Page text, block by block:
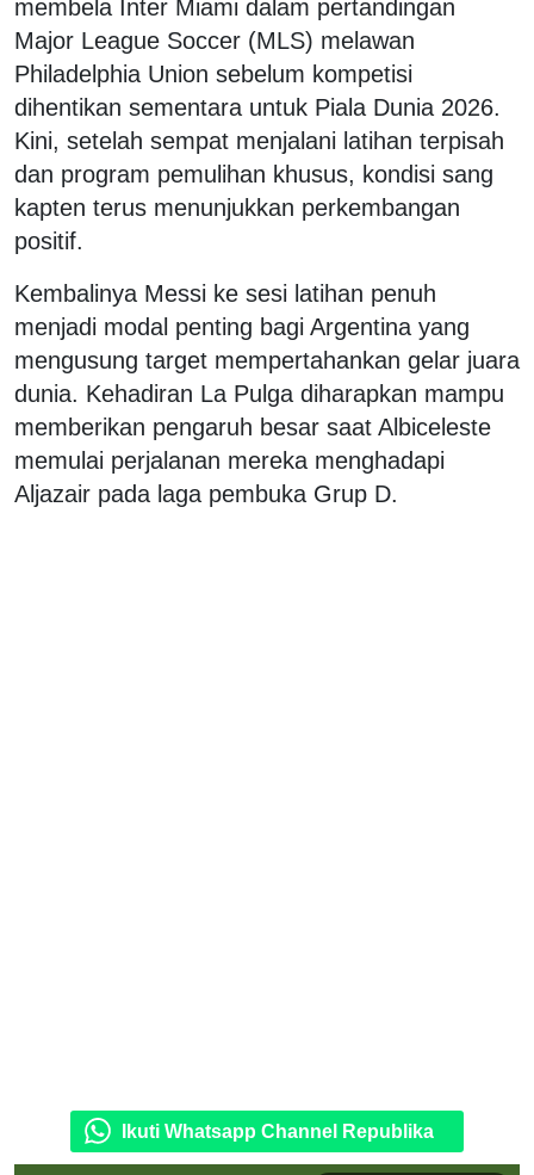
membela Inter Miami dalam pertandingan
Major League Soccer (MLS) melawan
Philadelphia Union sebelum kompetisi
dihentikan sementara untuk Piala Dunia 2026.
Kini, setelah sempat menjalani latihan terpisah
dan program pemulihan khusus, kondisi sang
kapten terus menunjukkan perkembangan
positif.
Kembalinya Messi ke sesi latihan penuh
menjadi modal penting bagi Argentina yang
mengusung target mempertahankan gelar juara
dunia. Kehadiran La Pulga diharapkan mampu
memberikan pengaruh besar saat Albiceleste
memulai perjalanan mereka menghadapi
Aljazair pada laga pembuka Grup D.
Ikuti Whatsapp Channel Republika